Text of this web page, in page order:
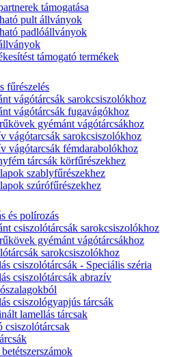
támogatása
pult állványok
padlóállványok
támogató termékek
fűrészelés
vágótárcsák sarokcsiszolókhoz
vágótárcsák fugavágókhoz
gyémánt vágótárcsákhoz
vágótarcsák sarokcsiszolókhoz
vágótarcsák fémdarabolókhoz
tárcsák körfűrészekhez
szablyfűrészekhez
szúrófűrészekhez
és polírozás
csiszolótárcsák sarokcsiszolókhoz
gyémánt vágótárcsákhoz
sarokcsiszolókhoz
csiszolótárcsák - Speciális széria
csiszolótárcsák abrazív
csiszológyapjús tárcsák
lamellás tárcsak
csiszolótárcsak
betétszerszámok